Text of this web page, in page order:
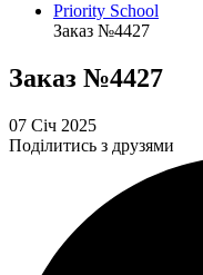
Priority School
Заказ №4427
Заказ №4427
07 Січ 2025
Поділитись з друзями